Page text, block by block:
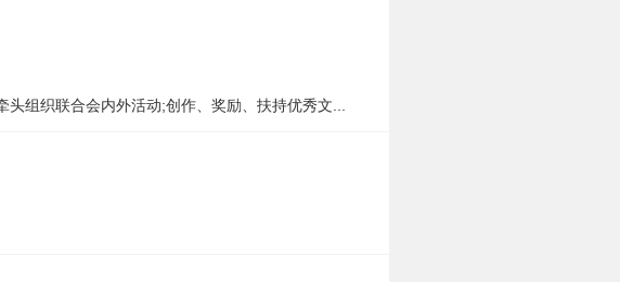
组织联合会内外活动;创作、奖励、扶持优秀文...